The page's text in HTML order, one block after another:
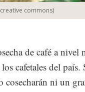
creative commons)
de café a
cafetales del
cosecharán ni un